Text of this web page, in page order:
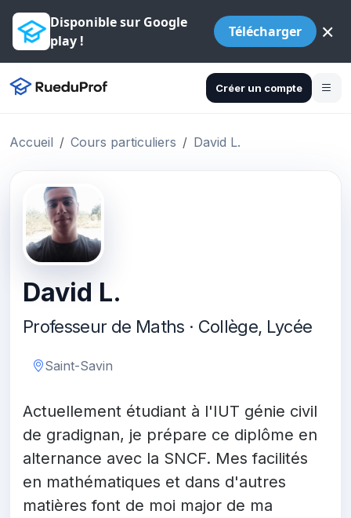
Disponible sur Google
play !
Télécharger ×
Créer un compte
Accueil Cours particuliers David L.
David L.
Professeur de Maths · Collège, Lycée
Saint-Savin
Actuellement étudiant à l'IUT génie civil
de gradignan, je prépare ce diplôme en
alternance avec la SNCF. Mes facilités
en mathématiques et dans d'autres
matières font de moi major de ma